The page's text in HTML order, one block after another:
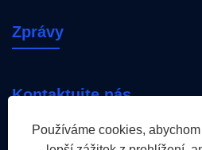
Zprávy
Kontaktujte nás
Používáme cookies,